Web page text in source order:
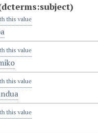
this value
this value
this value
this value